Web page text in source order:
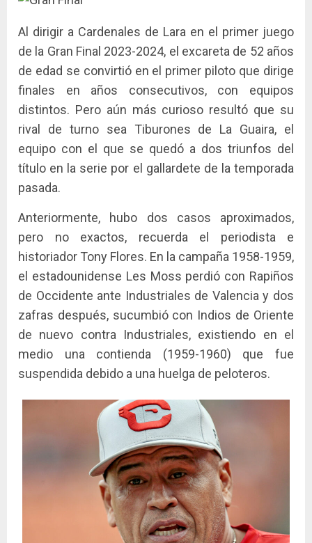
Al dirigir a Cardenales de Lara en el primer juego
de la Gran Final 2023-2024, el excareta de 52 años
de edad se convirtió en el primer piloto que dirige
finales en años consecutivos, con equipos
distintos. Pero aún más curioso resultó que su
rival de turno sea Tiburones de La Guaira, el
equipo con el que se quedó a dos triunfos del
título en la serie por el gallardete de la temporada
pasada.
Anteriormente, hubo dos casos aproximados,
pero no exactos, recuerda el periodista e
historiador Tony Flores. En la campaña 1958-1959,
el estadounidense Les Moss perdió con Rapiños
de Occidente ante Industriales de Valencia y dos
zafras después, sucumbió con Indios de Oriente
de nuevo contra Industriales, existiendo en el
medio una contienda (1959-1960) que fue
suspendida debido a una huelga de peloteros.